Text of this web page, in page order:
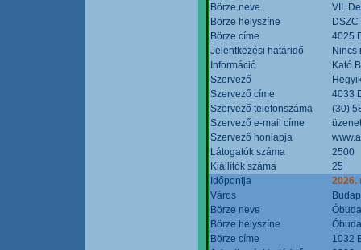
Börze neve
VII.
Börze helyszíne
Börze címe
4025
Jelentkezési határidő
Nincs
Információ
Kató
Szervező
Szervező címe
4033
Szervező telefonszáma
(30)
Szervező e-mail címe
Szervező honlapja
Látogatók száma
2500
Kiállítók száma
25
Időpontja
2026.
Város
Börze neve
Börze helyszíne
Börze címe
1032